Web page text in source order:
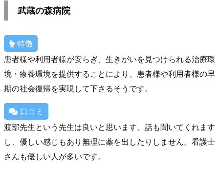
武蔵の森病院
特徴
患者様や利用者様が安らぎ、生きがいを見つけられる治療環
境・療養環境を提供することにより、患者様や利用者様の早
期の社会復帰を実現して下さるそうです。
口コミ
渡部先生という先生は良いと思います。話も聞いてくれます
し、優しい感じもあり無理に薬を出したりしません。看護士
さんも優しい人が多いです。